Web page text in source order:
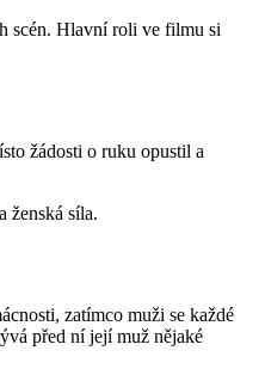
scén. Hlavní roli ve filmu si
žádosti o ruku opustil a
ženská síla.
zatímco muži se každé
před ní její muž nějaké